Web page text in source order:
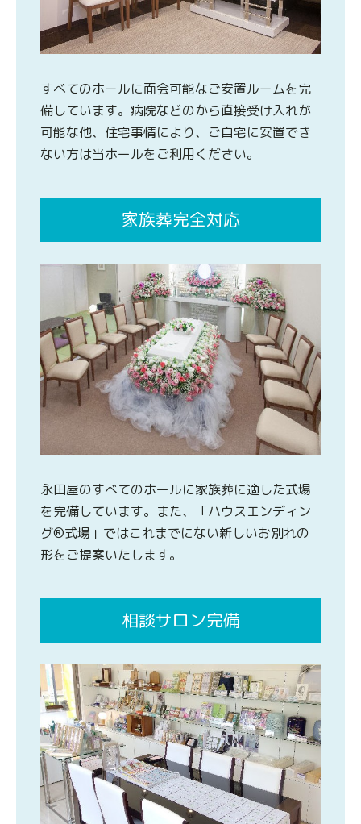
すべてのホールに面会可能なご安置ルームを完
備しています。病院などのから直接受け入れが
可能な他、住宅事情により、ご自宅に安置でき
ない方は当ホールをご利用ください。
家族葬完全対応
永田屋のすべてのホールに家族葬に適した式場
を完備しています。また、「ハウスエンディン
グ®式場」ではこれまでにない新しいお別れの
形をご提案いたします。
相談サロン完備